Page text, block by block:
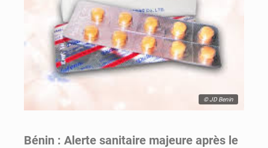
© JD Benin
Bénin : Alerte sanitaire majeure après le